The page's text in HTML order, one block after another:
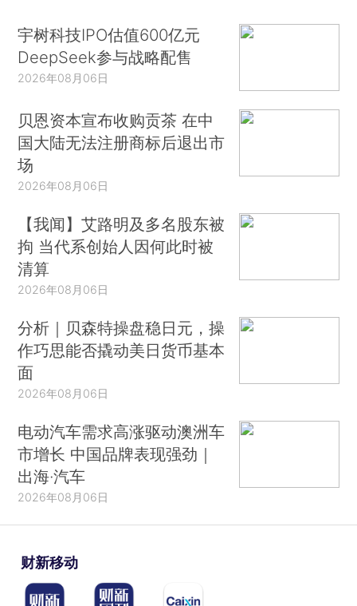
宇树科技IPO估值600亿元
DeepSeek参与战略配售
2026年08月06日
贝恩资本宣布收购贡茶 在中
国大陆无法注册商标后退出市
场
2026年08月06日
【我闻】艾路明及多名股东被
拘 当代系创始人因何此时被
清算
2026年08月06日
分析｜贝森特操盘稳日元，操
作巧思能否撬动美日货币基本
面
2026年08月06日
电动汽车需求高涨驱动澳洲车
市增长 中国品牌表现强劲｜
出海·汽车
2026年08月06日
财新移动